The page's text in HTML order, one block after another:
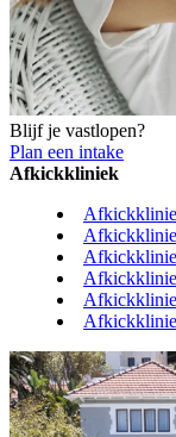
Blijf je vastlopen?
Plan een intake
Afkickkliniek